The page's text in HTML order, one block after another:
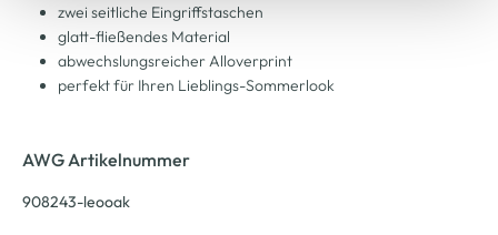
zwei seitliche Eingriffstaschen
glatt-fließendes Material
abwechslungsreicher Alloverprint
perfekt für Ihren Lieblings-Sommerlook
AWG Artikelnummer
908243-leooak